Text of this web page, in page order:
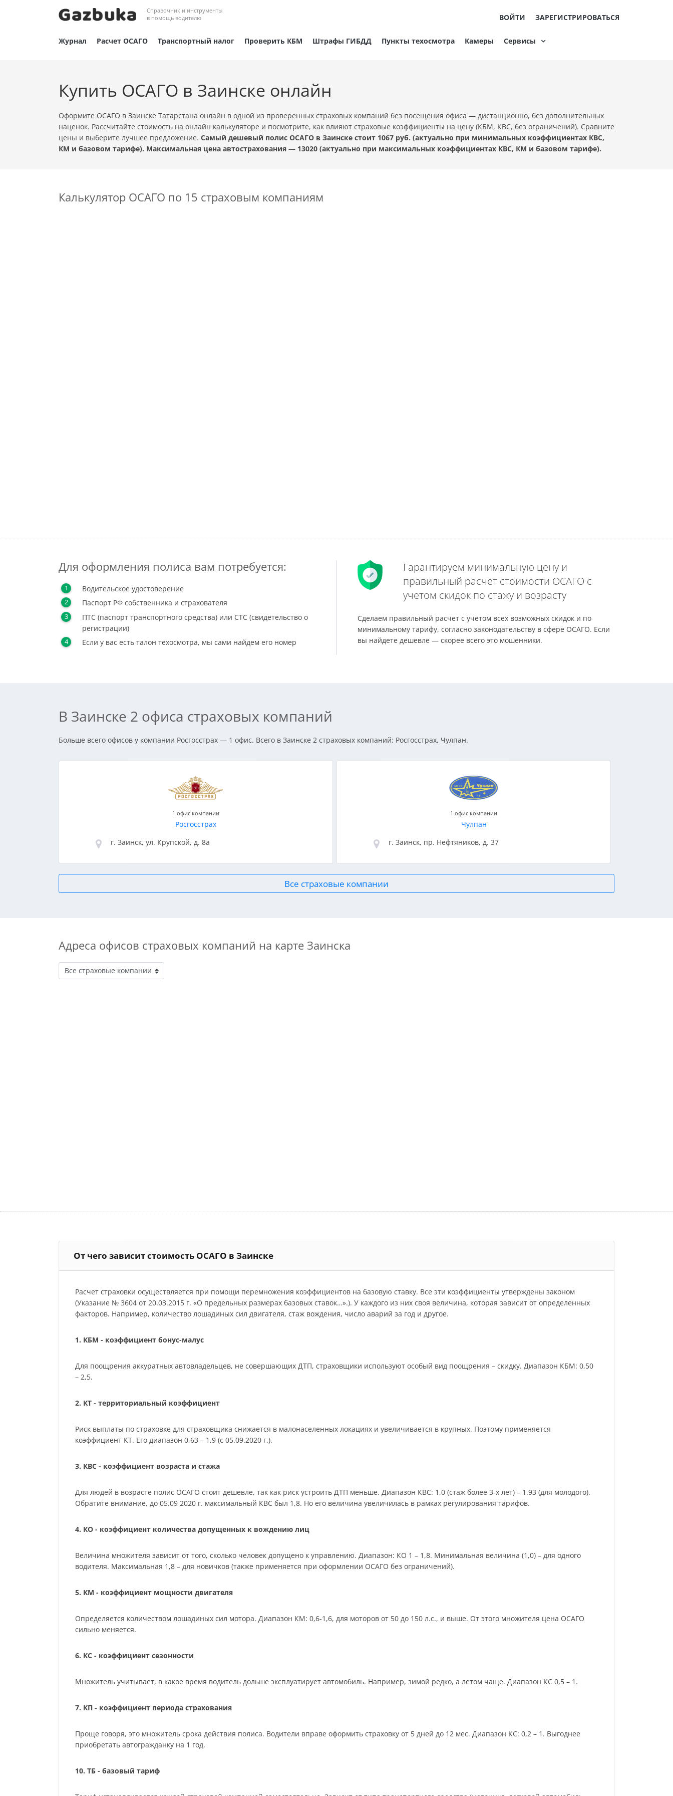
Справочник и инструменты
в помощь водителю
ВОЙТИ ЗАРЕГИСТРИРОВАТЬСЯ
Журнал Расчет ОСАГО Транспортный налог Проверить КБМ Штрафы ГИБДД Пункты техосмотра Камеры Сервисы
Купить ОСАГО в Заинске онлайн
Оформите ОСАГО в Заинске Татарстана онлайн в одной из проверенных страховых компаний без посещения офиса — дистанционно, без дополнительных
наценок. Рассчитайте стоимость на онлайн калькуляторе и посмотрите, как влияют страховые коэффициенты на цену (КБМ, КВС, без ограничений). Сравните
цены и выберите лучшее предложение. Самый дешевый полис ОСАГО в Заинске стоит 1067 руб. (актуально при минимальных коэффициентах КВС,
КМ и базовом тарифе). Максимальная цена автострахования — 13020 (актуально при максимальных коэффициентах КВС, КМ и базовом тарифе).
Калькулятор ОСАГО по 15 страховым компаниям
Для оформления полиса вам потребуется:
Водительское удостоверение
Паспорт РФ собственника и страхователя
ПТС (паспорт транспортного средства) или СТС (свидетельство о
регистрации)
Если у вас есть талон техосмотра, мы сами найдем его номер
Гарантируем минимальную цену и
правильный расчет стоимости ОСАГО с
учетом скидок по стажу и возрасту
Сделаем правильный расчет с учетом всех возможных скидок и по
минимальному тарифу, согласно законодательству в сфере ОСАГО. Если
вы найдете дешевле — скорее всего это мошенники.
В Заинске 2 офиса страховых компаний
Больше всего офисов у компании Росгосстрах — 1 офис. Всего в Заинске 2 страховых компаний: Росгосстрах, Чулпан.
1 офис компании
Росгосстрах
г. Заинск, ул. Крупской, д. 8а
1 офис компании
Чулпан
г. Заинск, пр. Нефтяников, д. 37
Все страховые компании
Адреса офисов страховых компаний на карте Заинска
От чего зависит стоимость ОСАГО в Заинске
Расчет страховки осуществляется при помощи перемножения коэффициентов на базовую ставку. Все эти коэффициенты утверждены законом
(Указание № 3604 от 20.03.2015 г. «О предельных размерах базовых ставок…».). У каждого из них своя величина, которая зависит от определенных
факторов. Например, количество лошадиных сил двигателя, стаж вождения, число аварий за год и другое.
1. КБМ - коэффициент бонус-малус
Для поощрения аккуратных автовладельцев, не совершающих ДТП, страховщики используют особый вид поощрения – скидку. Диапазон КБМ: 0,50
– 2,5.
2. КТ - территориальный коэффициент
Риск выплаты по страховке для страховщика снижается в малонаселенных локациях и увеличивается в крупных. Поэтому применяется
коэффициент КТ. Его диапазон 0,63 – 1,9 (с 05.09.2020 г.).
3. КВС - коэффициент возраста и стажа
Для людей в возрасте полис ОСАГО стоит дешевле, так как риск устроить ДТП меньше. Диапазон КВС: 1,0 (стаж более 3-х лет) – 1.93 (для молодого).
Обратите внимание, до 05.09 2020 г. максимальный КВС был 1,8. Но его величина увеличилась в рамках регулирования тарифов.
4. КО - коэффициент количества допущенных к вождению лиц
Величина множителя зависит от того, сколько человек допущено к управлению. Диапазон: КО 1 – 1,8. Минимальная величина (1,0) – для одного
водителя. Максимальная 1,8 – для новичков (также применяется при оформлении ОСАГО без ограничений).
5. КМ - коэффициент мощности двигателя
Определяется количеством лошадиных сил мотора. Диапазон КМ: 0,6-1,6, для моторов от 50 до 150 л.с., и выше. От этого множителя цена ОСАГО
сильно меняется.
6. КС - коэффициент сезонности
Множитель учитывает, в какое время водитель дольше эксплуатирует автомобиль. Например, зимой редко, а летом чаще. Диапазон КС 0,5 – 1.
7. КП - коэффициент периода страхования
Проще говоря, это множитель срока действия полиса. Водители вправе оформить страховку от 5 дней до 12 мес. Диапазон КС: 0,2 – 1. Выгоднее
приобретать автогражданку на 1 год.
10. ТБ - базовый тариф